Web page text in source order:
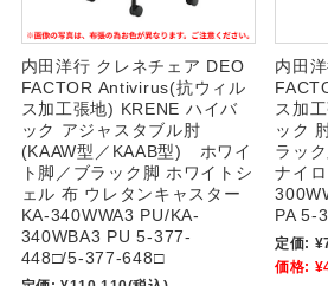
内田洋行 クレネチェア DEO
FACTOR Antivirus(抗ウィル
ス加工張地) KRENE ハイバ
ック アジャスタブル肘
(KAAW型／KAAB型) ホワイ
ト脚／ブラック脚 ホワイトシ
ェル 布 ウレタンキャスター
KA-340WWA3 PU/KA-
340WBA3 PU 5-377-
448□/5-377-648□
内田
ス加
ック
ラッ
ナイ
PA 5-
定価:
価格: